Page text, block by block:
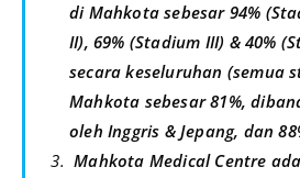
di Mahkota sebesar 94%
II), 69% (Stadium III) & 40%
secara keseluruhan (semua
Mahkota sebesar 81%,
oleh Inggris & Jepang, dan
Mahkota Medical Centre